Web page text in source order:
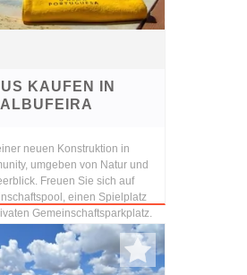
KAUFEN IN
ALBUFEIRA
neuen Konstruktion in
umgeben von Natur und
Freuen Sie sich auf
einen Spielplatz
Gemeinschaftsparkplatz.